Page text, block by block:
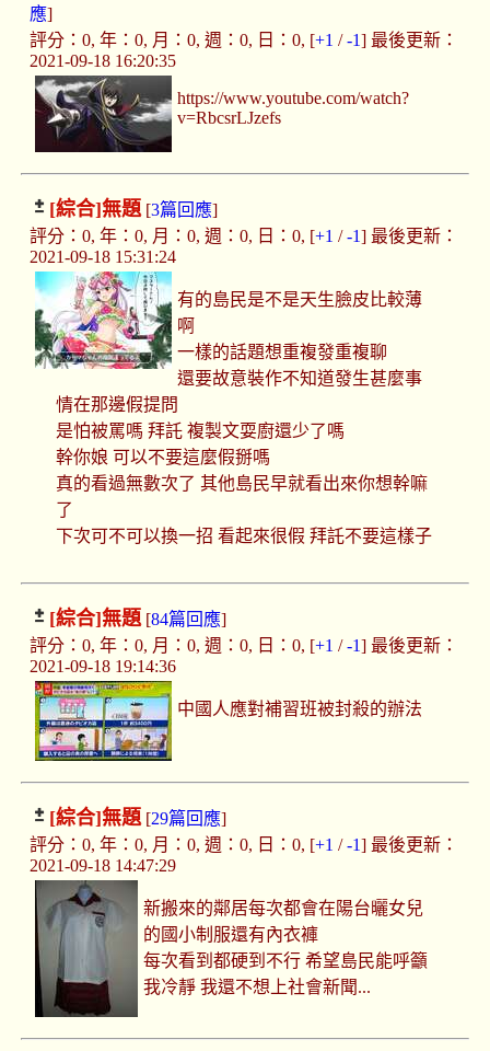
應]
評分：0, 年：0, 月：0, 週：0, 日：0, [+1 /-1] 最後更新：
2021-09-18 16:20:35
https://www.youtube.com/watch?
v=RbcsrLJzefs
[綜合]無題[3篇回應]
評分：0, 年：0, 月：0, 週：0, 日：0, [+1 /-1] 最後更新：
2021-09-18 15:31:24
有的島民是不是天生臉皮比較薄
啊
一樣的話題想重複發重複聊
還要故意裝作不知道發生甚麼事
情在那邊假提問
是怕被罵嗎 拜託 複製文耍廚還少了嗎
幹你娘 可以不要這麼假掰嗎
真的看過無數次了 其他島民早就看出來你想幹嘛
了
下次可不可以換一招 看起來很假 拜託不要這樣子
[綜合]無題[84篇回應]
評分：0, 年：0, 月：0, 週：0, 日：0, [+1 /-1] 最後更新：
2021-09-18 19:14:36
中國人應對補習班被封殺的辦法
[綜合]無題[29篇回應]
評分：0, 年：0, 月：0, 週：0, 日：0, [+1 /-1] 最後更新：
2021-09-18 14:47:29
新搬來的鄰居每次都會在陽台曬女兒
的國小制服還有內衣褲
每次看到都硬到不行 希望島民能呼籲
我冷靜 我還不想上社會新聞...